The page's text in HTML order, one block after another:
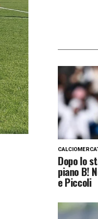
Dopo lo
piano B!
e Piccoli